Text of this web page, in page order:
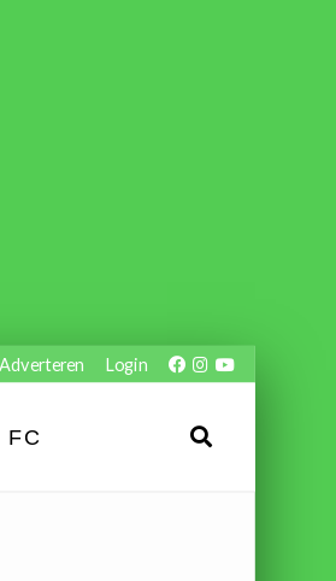
Adverteren Login